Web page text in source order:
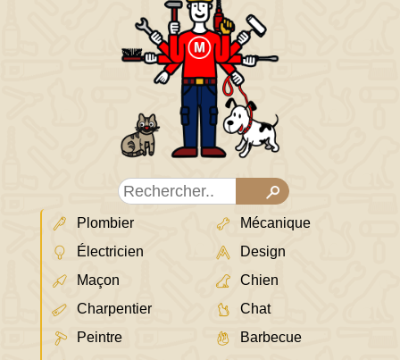
Plombier
Électricien
Maçon
Charpentier
Peintre
Mécanique
Design
Chien
Chat
Barbecue